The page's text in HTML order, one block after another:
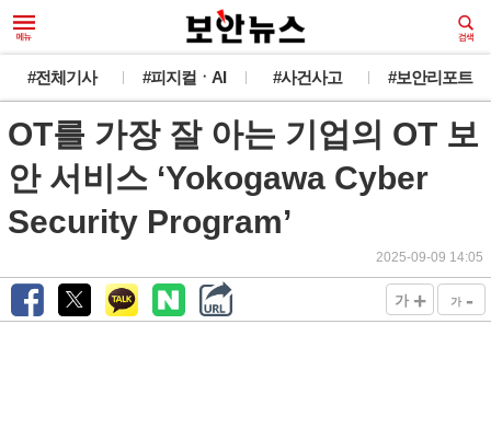
#전체기사 #피지컬ㆍAI #사건사고 #보안리포트
OT를 가장 잘 아는 기업의 OT 보
안 서비스 ‘Yokogawa Cyber
Security Program’
2025-09-09 14:05
가 + 가 -